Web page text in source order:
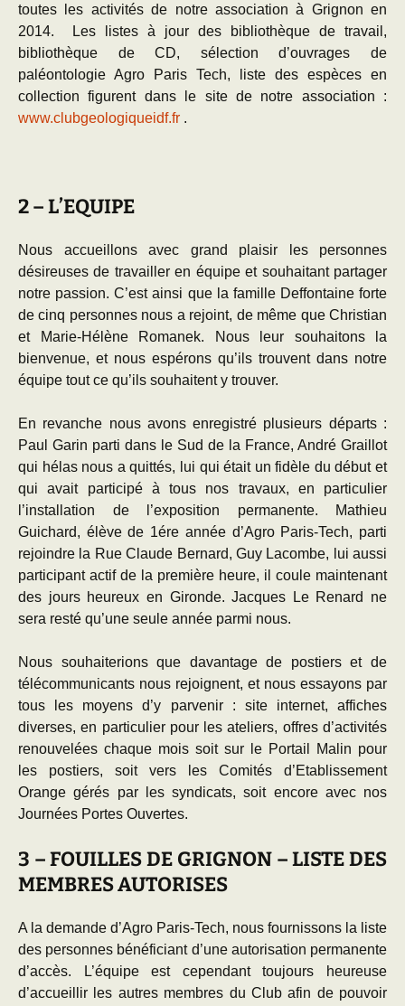
toutes les activités de notre association à Grignon en
2014. Les listes à jour des bibliothèque de travail,
bibliothèque de CD, sélection d’ouvrages de
paléontologie Agro Paris Tech, liste des espèces en
collection figurent dans le site de notre association :
www.clubgeologiqueidf.fr .
2 – L’EQUIPE
Nous accueillons avec grand plaisir les personnes
désireuses de travailler en équipe et souhaitant partager
notre passion. C’est ainsi que la famille Deffontaine forte
de cinq personnes nous a rejoint, de même que Christian
et Marie-Hélène Romanek. Nous leur souhaitons la
bienvenue, et nous espérons qu’ils trouvent dans notre
équipe tout ce qu’ils souhaitent y trouver.
En revanche nous avons enregistré plusieurs départs :
Paul Garin parti dans le Sud de la France, André Graillot
qui hélas nous a quittés, lui qui était un fidèle du début et
qui avait participé à tous nos travaux, en particulier
l’installation de l’exposition permanente. Mathieu
Guichard, élève de 1ére année d’Agro Paris-Tech, parti
rejoindre la Rue Claude Bernard, Guy Lacombe, lui aussi
participant actif de la première heure, il coule maintenant
des jours heureux en Gironde. Jacques Le Renard ne
sera resté qu’une seule année parmi nous.
Nous souhaiterions que davantage de postiers et de
télécommunicants nous rejoignent, et nous essayons par
tous les moyens d’y parvenir : site internet, affiches
diverses, en particulier pour les ateliers, offres d’activités
renouvelées chaque mois soit sur le Portail Malin pour
les postiers, soit vers les Comités d’Etablissement
Orange gérés par les syndicats, soit encore avec nos
Journées Portes Ouvertes.
3 – FOUILLES DE GRIGNON – LISTE DES
MEMBRES AUTORISES
A la demande d’Agro Paris-Tech, nous fournissons la liste
des personnes bénéficiant d’une autorisation permanente
d’accès. L’équipe est cependant toujours heureuse
d’accueillir les autres membres du Club afin de pouvoir